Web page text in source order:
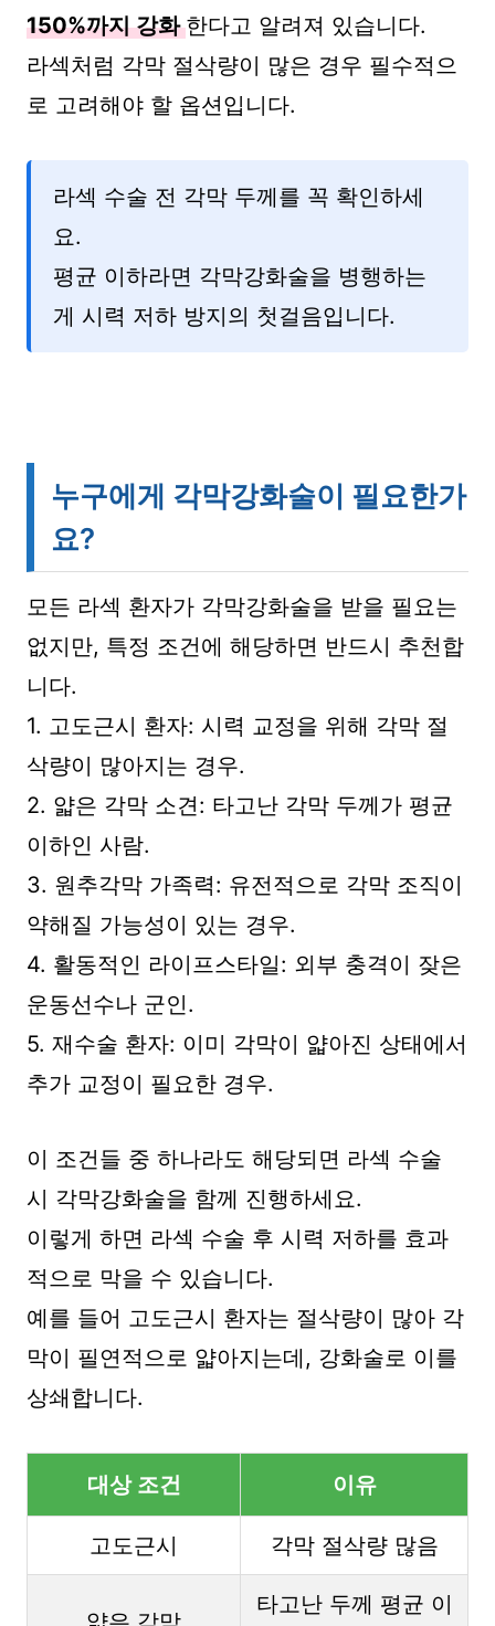
150%까지 강화 한다고 알려져 있습니다.
라섹처럼 각막 절삭량이 많은 경우 필수적으
로 고려해야 할 옵션입니다.
라섹 수술 전 각막 두께를 꼭 확인하세
요.
평균 이하라면 각막강화술을 병행하는
게 시력 저하 방지의 첫걸음입니다.
누구에게 각막강화술이 필요한가
요?
모든 라섹 환자가 각막강화술을 받을 필요는
없지만, 특정 조건에 해당하면 반드시 추천합
니다.
1. 고도근시 환자: 시력 교정을 위해 각막 절
삭량이 많아지는 경우.
2. 얇은 각막 소견: 타고난 각막 두께가 평균
이하인 사람.
3. 원추각막 가족력: 유전적으로 각막 조직이
약해질 가능성이 있는 경우.
4. 활동적인 라이프스타일: 외부 충격이 잦은
운동선수나 군인.
5. 재수술 환자: 이미 각막이 얇아진 상태에서
추가 교정이 필요한 경우.
이 조건들 중 하나라도 해당되면 라섹 수술
시 각막강화술을 함께 진행하세요.
이렇게 하면 라섹 수술 후 시력 저하를 효과
적으로 막을 수 있습니다.
예를 들어 고도근시 환자는 절삭량이 많아 각
막이 필연적으로 얇아지는데, 강화술로 이를
상쇄합니다.
대상 조건 이유
고도근시 각막 절삭량 많음
타고난 두께 평균 이